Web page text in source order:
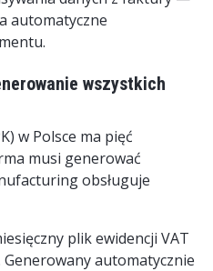
automatyczne
wszystkich
w Polsce ma pięć
musi generować
obsługuje
plik ewidencji VAT
automatycznie